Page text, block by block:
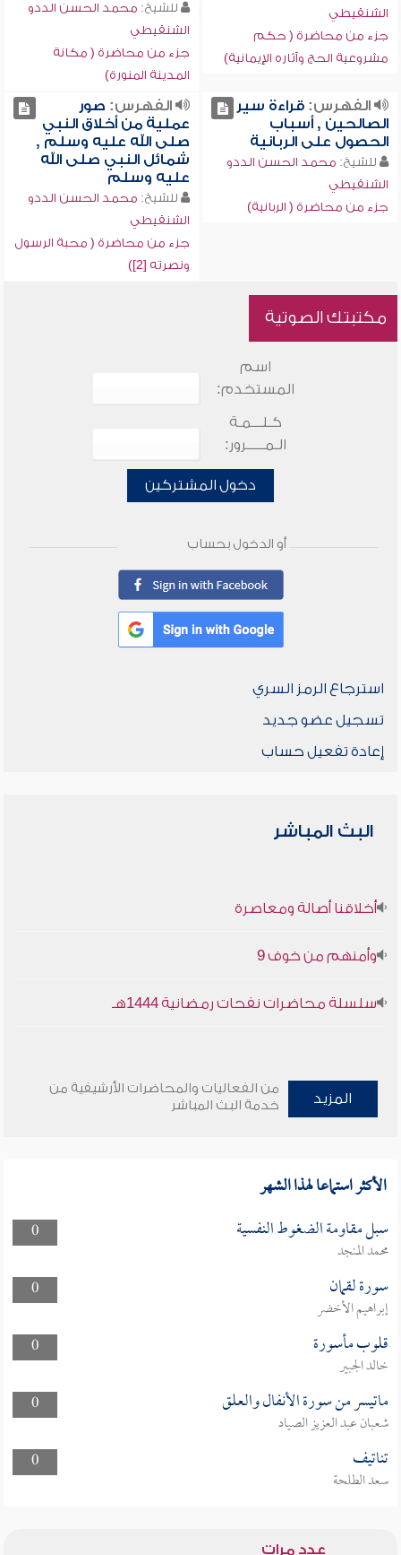
الشنقيطي
جزء من محاضرة ( حكم
مشروعية الحج وآثاره الإيمانية)
للشيخ: محمد الحسن الددو
الشنقيطي
جزء من محاضرة ( مكانة
المدينة المنورة)
الفهرس:قراءة سير
الصالحين , أسباب
الحصول على الربانية
للشيخ: محمد الحسن الددو
الشنقيطي
جزء من محاضرة ( الربانية)
الفهرس: صور
عملية من أخلاق النبي
صلى الله عليه وسلم ,
شمائل النبي صلى الله
عليه وسلم
للشيخ: محمد الحسن الددو
الشنقيطي
جزء من محاضرة ( محبة الرسول
ونصرته [2])
مكتبتك الصوتية
اسم
المستخدم:
كـلـــمـة
الـمـــــرور:
دخول المشتركين
أو الدخول بحساب
استرجاع الرمز السري
تسجيل عضو جديد
إعادة تفعيل حساب
البث المباشر
أخلاقنا أصالة ومعاصرة
وأمنهم من خوف 9
سلسلة محاضرات نفحات رمضانية 1444هـ
المزيد
من الفعاليات والمحاضرات الأرشيفية من
خدمة البث المباشر
الأكثر استماعا لهذا الشهر
0 سبل مقاومة الضغوط النفسية
محمد المنجد
0
سورة لقمان
إبراهيم الأخضر
0
قلوب مأسورة
خالد الجبير
0
ماتيسر من سورة الأنفال والعلق
شعبان عبد العزيز الصياد
0
تناتيف
سعد الطلحة
عدد مرات